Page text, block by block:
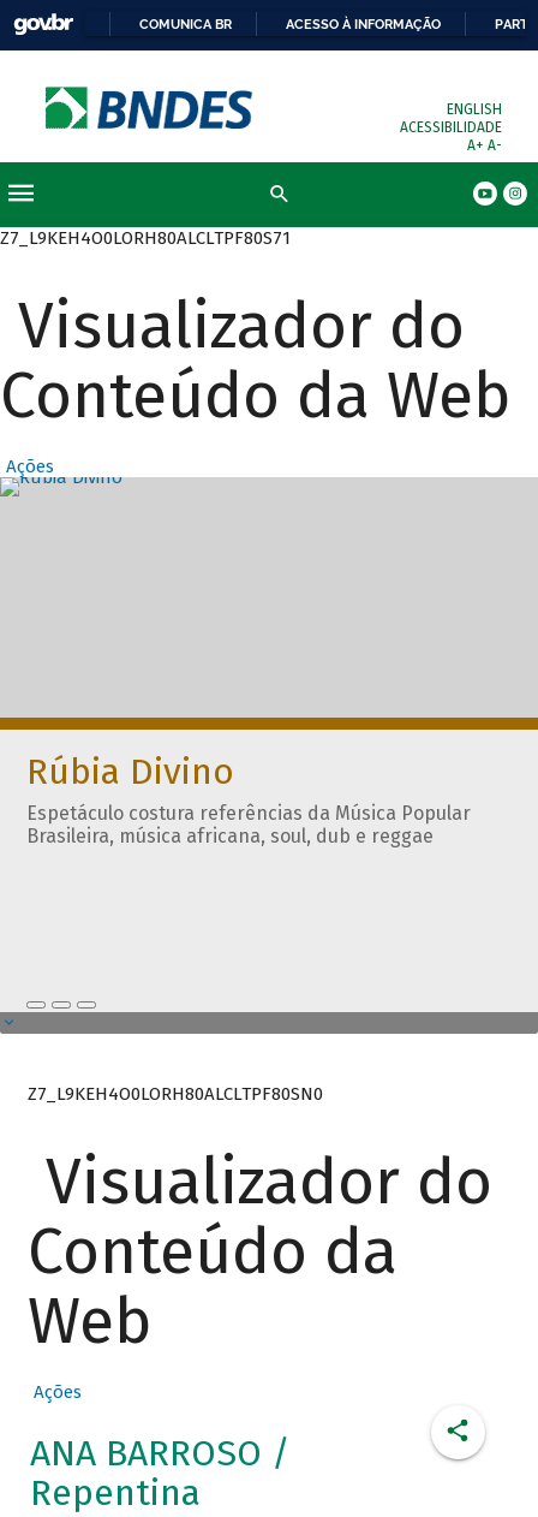
COMUNICA BR ACESSO À INFORMAÇÃO
ENGLISH
ACESSIBILIDADE
A+ A-
Z7_L9KEH4O0LORH80ALCLTPF80S71
Visualizador do
Conteúdo da Web
Ações
Destaques
Rúbia Divino
Espetáculo costura referências da Música Popular
Brasileira, música africana, soul, dub e reggae
Z7_L9KEH4O0LORH80ALCLTPF80SN0
Visualizador do
Conteúdo da
Web
Ações
ANA BARROSO /
Repentina